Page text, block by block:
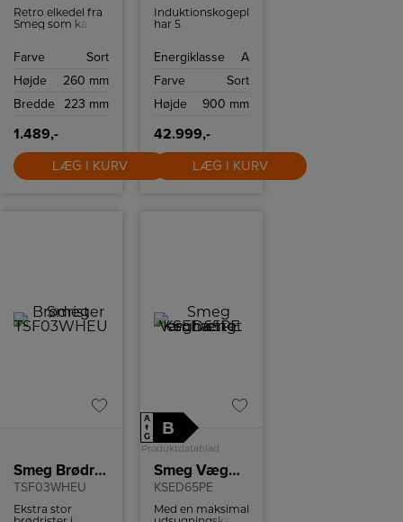
Retro elkedel fra
Smeg som kan
tørkogningssikring
ved 100ºC.
Farve
Sort
Højde
260 mm
Bredde
223 mm
1.489,-
LÆG I KURV
Induktionskogepladen
har 5
med en
som øger
hurtigere
Energiklasse
A
Farve
Sort
Højde
900 mm
42.999,-
LÆG I KURV
Smeg Brødrister
TSF03WHEU
Ekstra stor
A
↑
G
B
Produktdatablad
Smeg Væghængt emhætte
KSED65PE
Med en maksimal